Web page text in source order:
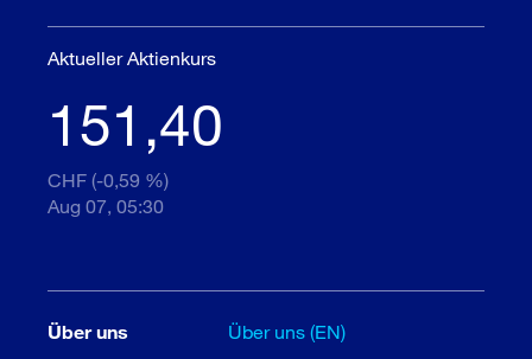
Aktueller Aktienkurs
151,40
CHF (-0,59 %)
Aug 07, 05:30
Über uns
Über uns (EN)